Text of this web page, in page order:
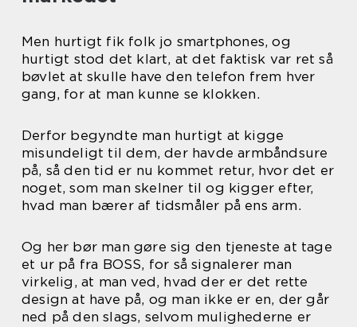
Men hurtigt fik folk jo smartphones, og
hurtigt stod det klart, at det faktisk var ret så
bøvlet at skulle have den telefon frem hver
gang, for at man kunne se klokken.
Derfor begyndte man hurtigt at kigge
misundeligt til dem, der havde armbåndsure
på, så den tid er nu kommet retur, hvor det er
noget, som man skelner til og kigger efter,
hvad man bærer af tidsmåler på ens arm.
Og her bør man gøre sig den tjeneste at tage
et ur på fra BOSS, for så signalerer man
virkelig, at man ved, hvad der er det rette
design at have på, og man ikke er en, der går
ned på den slags, selvom mulighederne er